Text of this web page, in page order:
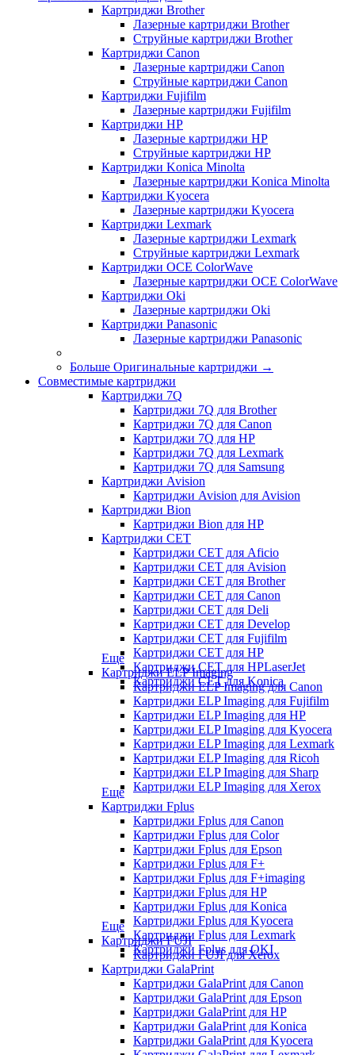
Картриджи Brother
Лазерные картриджи Brother
Струйные картриджи Brother
Картриджи Canon
Лазерные картриджи Canon
Струйные картриджи Canon
Картриджи Fujifilm
Лазерные картриджи Fujifilm
Картриджи HP
Лазерные картриджи HP
Струйные картриджи HP
Картриджи Konica Minolta
Лазерные картриджи Konica Minolta
Картриджи Kyocera
Лазерные картриджи Kyocera
Картриджи Lexmark
Лазерные картриджи Lexmark
Струйные картриджи Lexmark
Картриджи OCE ColorWave
Лазерные картриджи OCE ColorWave
Картриджи Oki
Лазерные картриджи Oki
Картриджи Panasonic
Лазерные картриджи Panasonic
Больше Оригинальные картриджи →
Совместимые картриджи
Картриджи 7Q
Картриджи 7Q для Brother
Картриджи 7Q для Canon
Картриджи 7Q для HP
Картриджи 7Q для Lexmark
Картриджи 7Q для Samsung
Картриджи Avision
Картриджи Avision для Avision
Картриджи Bion
Картриджи Bion для HP
Картриджи CET
Картриджи CET для Aficio
Картриджи CET для Avision
Картриджи CET для Brother
Картриджи CET для Canon
Картриджи CET для Deli
Картриджи CET для Develop
Картриджи CET для Fujifilm
Картриджи CET для HP
Картриджи CET для HPLaserJet
Картриджи CET для Konica
Еще
Картриджи ELP Imaging
Картриджи ELP Imaging для Canon
Картриджи ELP Imaging для Fujifilm
Картриджи ELP Imaging для HP
Картриджи ELP Imaging для Kyocera
Картриджи ELP Imaging для Lexmark
Картриджи ELP Imaging для Ricoh
Картриджи ELP Imaging для Sharp
Картриджи ELP Imaging для Xerox
Еще
Картриджи Fplus
Картриджи Fplus для Canon
Картриджи Fplus для Color
Картриджи Fplus для Epson
Картриджи Fplus для F+
Картриджи Fplus для F+imaging
Картриджи Fplus для HP
Картриджи Fplus для Konica
Картриджи Fplus для Kyocera
Картриджи Fplus для Lexmark
Картриджи Fplus для OKI
Еще
Картриджи FUJI
Картриджи FUJI для Xerox
Картриджи GalaPrint
Картриджи GalaPrint для Canon
Картриджи GalaPrint для Epson
Картриджи GalaPrint для HP
Картриджи GalaPrint для Konica
Картриджи GalaPrint для Kyocera